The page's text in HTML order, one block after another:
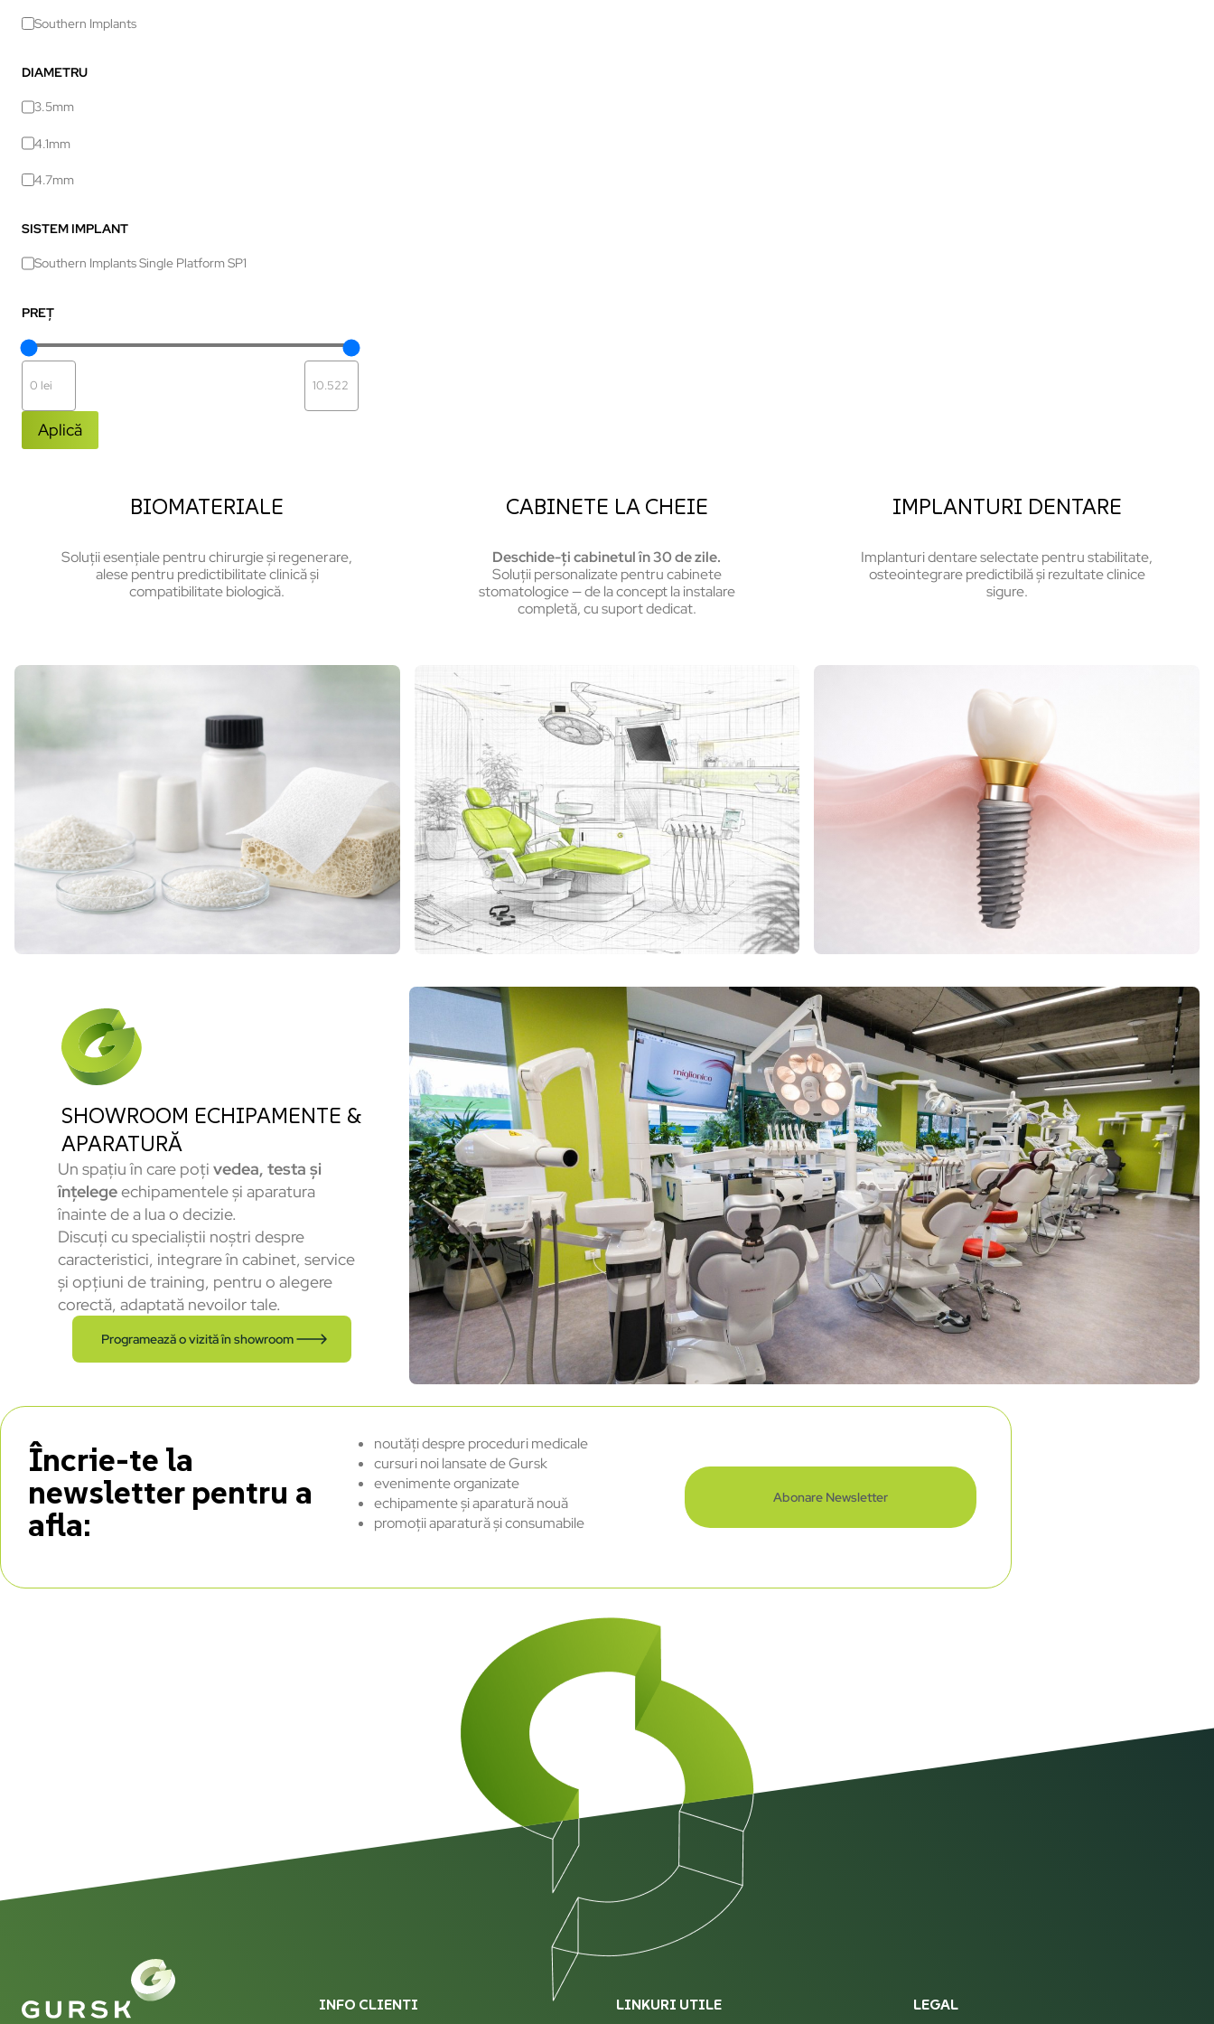
Southern Implants
DIAMETRU
3.5mm
4.1mm
4.7mm
SISTEM IMPLANT
Southern Implants Single Platform SP1
PREȚ
Aplică
BIOMATERIALE
Soluții esențiale pentru chirurgie și regenerare,
alese pentru predictibilitate clinică și
compatibilitate biologică.
CABINETE LA CHEIE
Deschide-ți cabinetul în 30 de zile.
Soluții personalizate pentru cabinete
stomatologice — de la concept la instalare
completă, cu suport dedicat.
IMPLANTURI DENTARE
Implanturi dentare selectate pentru stabilitate,
osteointegrare predictibilă și rezultate clinice
sigure.
SHOWROOM ECHIPAMENTE &
APARATURĂ
Un spațiu în care poți vedea, testa și
înțelegeechipamentele și aparatura
înainte de a lua o decizie.
Discuți cu specialiștii noștri despre
caracteristici, integrare în cabinet, service
și opțiuni de training, pentru o alegere
corectă, adaptată nevoilor tale.
Programează o vizită în showroom
Încrie-te la
newsletter pentru a
afla:
noutăți despre proceduri medicale
cursuri noi lansate de Gursk
evenimente organizate
echipamente și aparatură nouă
promoții aparatură și consumabile
Abonare Newsletter
INFO CLIENTI LINKURI UTILE LEGAL